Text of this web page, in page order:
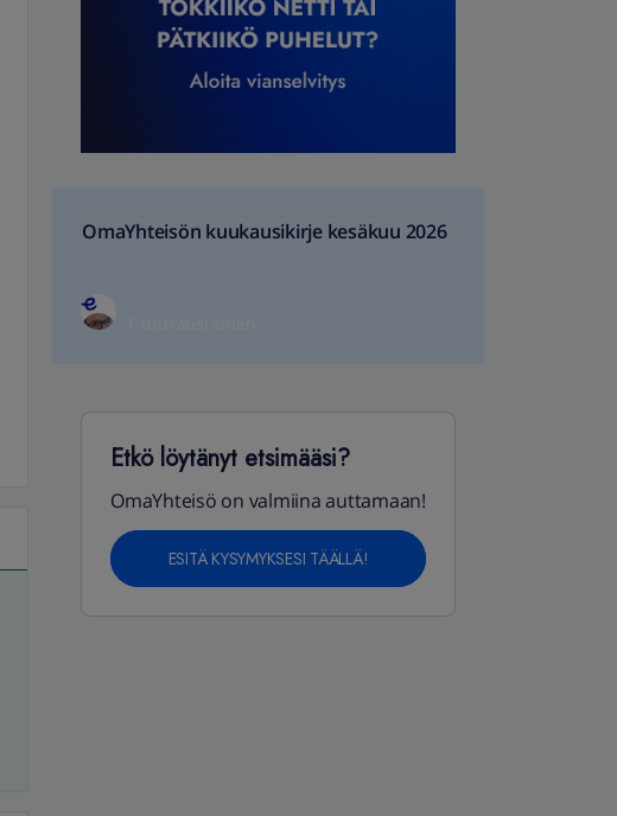
OmaYhteisön kuukausikirje kesäkuu 2026
Etkö löytänyt etsimääsi?
OmaYhteisö on valmiina auttamaan!
ESITÄ KYSYMYKSESI TÄÄLLÄ!